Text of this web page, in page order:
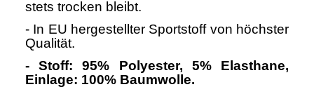
stets trocken bleibt.
- In EU hergestellter Sportstoff von höchster
Qualität.
- Stoff: 95% Polyester, 5% Elasthane,
Einlage: 100% Baumwolle.